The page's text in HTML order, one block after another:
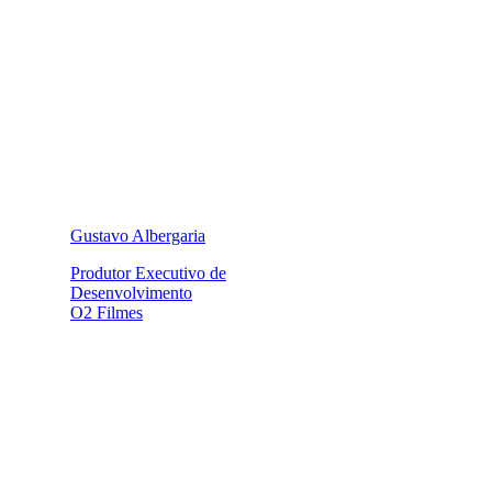
Gustavo Albergaria
Produtor Executivo de
Desenvolvimento
O2 Filmes